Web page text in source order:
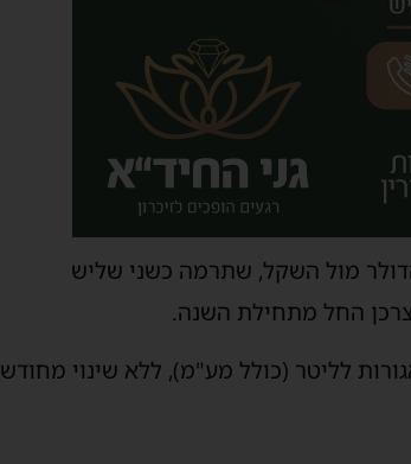
מול השקל, שתרמה כשני שליש
החל מתחילת השנה.
האנרגיה נמסר גם כי תוספת בעד שירות מלא תעמוד על 21 אגורות לליטר (כולל מע"מ), ללא שינוי מחודש